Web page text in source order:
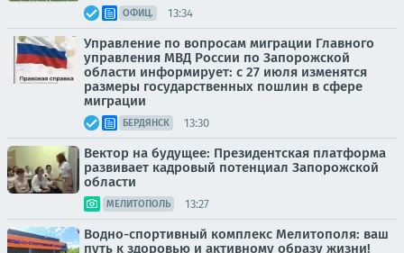
ОФИЦ. 13:34
Управление по вопросам миграции Главного
управления МВД России по Запорожской
области информирует: с 27 июля изменятся
размеры государственных пошлин в сфере
миграции
БЕРДЯНСК 13:30
Вектор на будущее: Президентская платформа
развивает кадровый потенциал Запорожской
области
МЕЛИТОПОЛЬ 13:27
Водно-спортивный комплекс Мелитополя: ваш
путь к здоровью и активному образу жизни!